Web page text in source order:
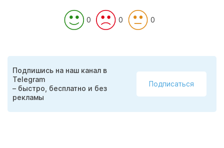
0 0 0
Подпишись на наш канал в
Telegram
– быстро, бесплатно и без
рекламы
Подписаться